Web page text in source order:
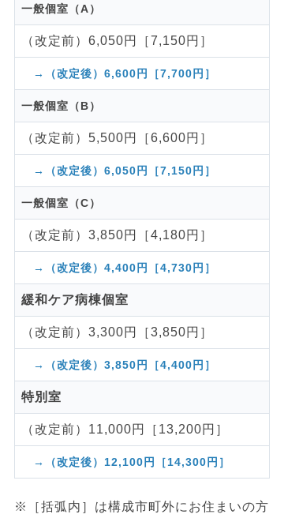
一般個室（A）
（改定前）6,050円［7,150円］
→（改定後）6,600円［7,700円］
一般個室（B）
（改定前）5,500円［6,600円］
→（改定後）6,050円［7,150円］
一般個室（C）
（改定前）3,850円［4,180円］
→（改定後）4,400円［4,730円］
緩和ケア病棟個室
（改定前）3,300円［3,850円］
→（改定後）3,850円［4,400円］
特別室
（改定前）11,000円［13,200円］
→（改定後）12,100円［14,300円］
※［括弧内］は構成市町外にお住まいの方